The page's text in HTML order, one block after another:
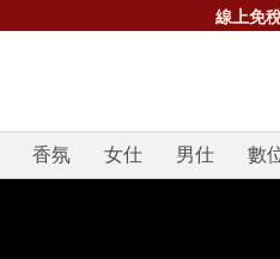
線上免
香氛 女仕 男仕 數